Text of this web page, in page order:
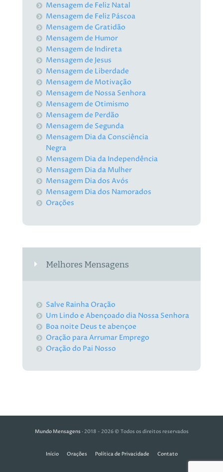
Mensagem de Feliz Natal
Mensagem de Feliz Páscoa
Mensagem de Gratidão
Mensagem de Humor
Mensagem de Indireta
Mensagem de Jesus
Mensagem de Liberdade
Mensagem de Motivação
Mensagem de Nossa Senhora
Mensagem de Otimismo
Mensagem de Perdão
Mensagem de Segunda
Mensagem Dia da Consciência
Negra
Mensagem Dia da Independência
Mensagem Dia da Mulher
Mensagem Dia dos Avós
Mensagem Dia dos Namorados
Orações
Melhores Mensagens
Salve Rainha Oração
Um Lindo e Abençoado dia Nossa Senhora
Boa noite Deus te abençoe
Oração para Arrumar Emprego
Oração do Pai Nosso
Mundo Mensagens· 2018 - 2026 © Todos os direitos reservados
Início Orações Política de Privacidade Contato